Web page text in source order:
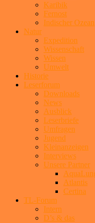
Karibik
Fernost
Indischer Ozean
Natur
Expedition
Wissenschaft
Wissen
Umwelt
Historie
Leserforum
Downloads
News
Ausblick
Leserbriefe
Umfragen
Jugend
Kleinanzeigen
Interviews
Unsere Partner
Atlantis
Certina
TL-Forum
Intern
D’s & das